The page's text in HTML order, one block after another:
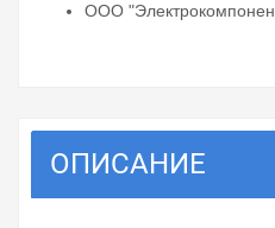
ООО
ОПИСАНИЕ